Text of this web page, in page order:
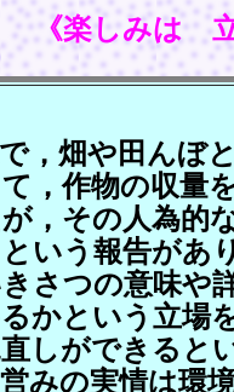
《楽しみは
，畑や田んぼ
，作物の収量
，その人為的
いう報告があ
さつの意味や
かという立場
しができると
みの実情は環